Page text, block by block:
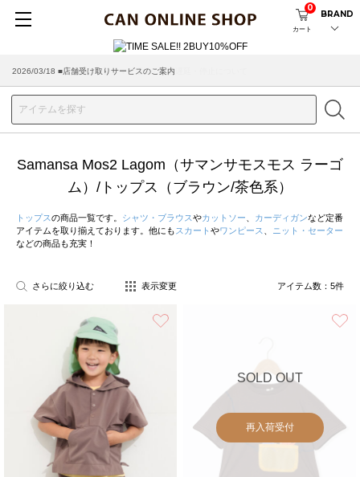
カート
0
BRAND
2026/03/18 ■店舗受け取りサービスのご案内
Samansa Mos2 Lagom（サマンサモスモス ラーゴ
ム）/トップス（ブラウン/茶色系）
トップスの商品一覧です。 シャツ・ブラウスやカットソー カーディガンなど定番
アイテムを取り揃えております。他にも スカート やワンピース
ニット・セーター
などの商品も充実！
さらに絞り込む 表示変更 アイテム数： 5件
SOLD OUT
再入荷受付